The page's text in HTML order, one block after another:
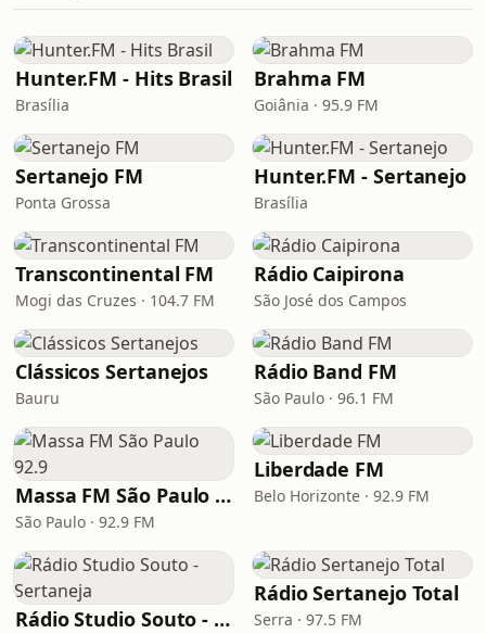
Hunter.FM - Hits Brasil
Brasília
Brahma FM
Goiânia · 95.9 FM
Sertanejo FM
Ponta Grossa
Hunter.FM - Sertanejo
Brasília
Transcontinental FM
Mogi das Cruzes · 104.7 FM
Rádio Caipirona
São José dos Campos
Clássicos Sertanejos
Bauru
Rádio Band FM
São Paulo · 96.1 FM
Massa FM São Paulo 92.9
São Paulo · 92.9 FM
Liberdade FM
Belo Horizonte · 92.9 FM
Rádio Studio Souto - Sertaneja
Rádio Sertanejo Total
Serra · 97.5 FM